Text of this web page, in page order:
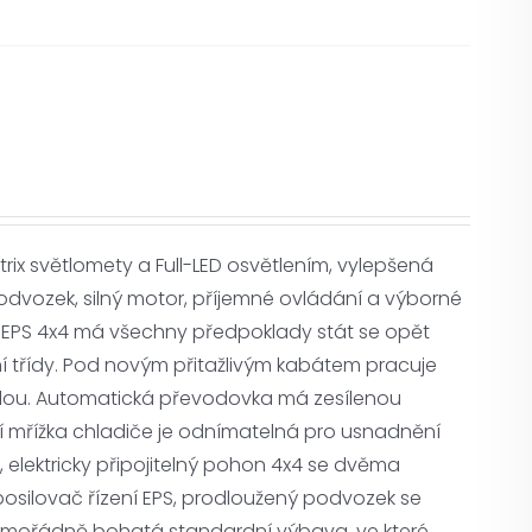
světlomety a Full-LED osvětlením, vylepšená
silný motor, příjemné ovládání a výborné
4x4 má všechny předpoklady stát se opět
Pod novým přitažlivým kabátem pracuje
Automatická převodovka má zesílenou
chladiče je odnímatelná pro usnadnění
připojitelný pohon 4x4 se dvěma
řízení EPS, prodloužený podvozek se